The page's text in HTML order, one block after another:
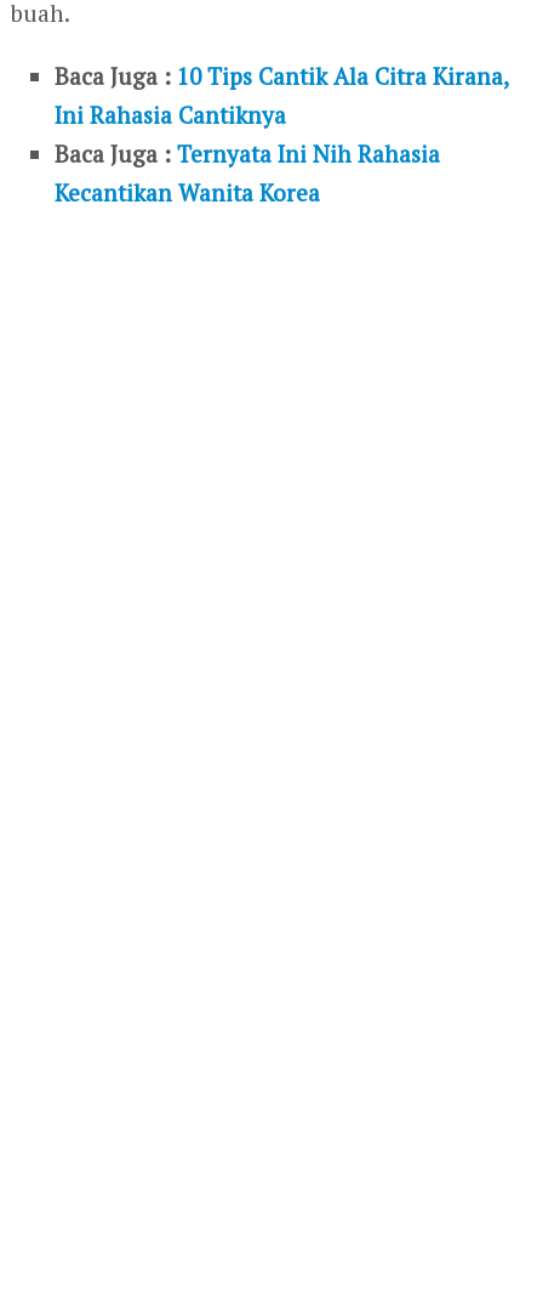
buah.
Baca Juga : 10 Tips Cantik Ala Citra Kirana,
Ini Rahasia Cantiknya
Baca Juga :Ternyata Ini Nih Rahasia
Kecantikan Wanita Korea